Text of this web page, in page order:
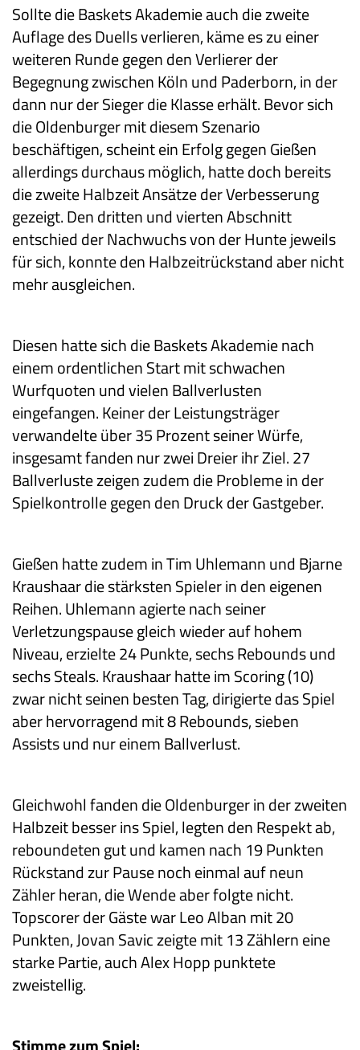
Sollte die Baskets Akademie auch die zweite
Auflage des Duells verlieren, käme es zu einer
weiteren Runde gegen den Verlierer der
Begegnung zwischen Köln und Paderborn, in der
dann nur der Sieger die Klasse erhält. Bevor sich
die Oldenburger mit diesem Szenario
beschäftigen, scheint ein Erfolg gegen Gießen
allerdings durchaus möglich, hatte doch bereits
die zweite Halbzeit Ansätze der Verbesserung
gezeigt. Den dritten und vierten Abschnitt
entschied der Nachwuchs von der Hunte jeweils
für sich, konnte den Halbzeitrückstand aber nicht
mehr ausgleichen.
Diesen hatte sich die Baskets Akademie nach
einem ordentlichen Start mit schwachen
Wurfquoten und vielen Ballverlusten
eingefangen. Keiner der Leistungsträger
verwandelte über 35 Prozent seiner Würfe,
insgesamt fanden nur zwei Dreier ihr Ziel. 27
Ballverluste zeigen zudem die Probleme in der
Spielkontrolle gegen den Druck der Gastgeber.
Gießen hatte zudem in Tim Uhlemann und Bjarne
Kraushaar die stärksten Spieler in den eigenen
Reihen. Uhlemann agierte nach seiner
Verletzungspause gleich wieder auf hohem
Niveau, erzielte 24 Punkte, sechs Rebounds und
sechs Steals. Kraushaar hatte im Scoring (10)
zwar nicht seinen besten Tag, dirigierte das Spiel
aber hervorragend mit 8 Rebounds, sieben
Assists und nur einem Ballverlust.
Gleichwohl fanden die Oldenburger in der zweiten
Halbzeit besser ins Spiel, legten den Respekt ab,
reboundeten gut und kamen nach 19 Punkten
Rückstand zur Pause noch einmal auf neun
Zähler heran, die Wende aber folgte nicht.
Topscorer der Gäste war Leo Alban mit 20
Punkten, Jovan Savic zeigte mit 13 Zählern eine
starke Partie, auch Alex Hopp punktete
zweistellig.